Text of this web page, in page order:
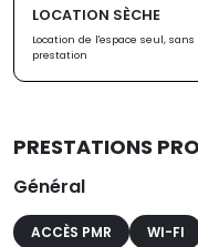
LOCATION SÈCHE
Location de l'espace seul, sans
prestation
PRESTATIONS
Général
ACCÈS PMR WI-FI